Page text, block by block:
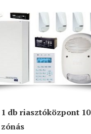
1 db riasztóközpont 10
zónás